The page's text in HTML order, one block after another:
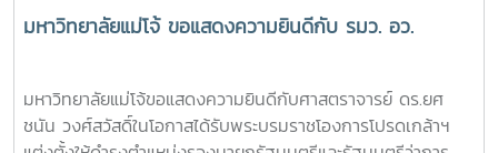
มหาวิทยาลัยแม่โจ้ ขอแสดงความยินดีกับ รมว. อว.
มหาวิทยาลัยแม่โจ้ขอแสดงความยินดีกับศาสตราจารย์ ดร.ยศ
ชนัน วงศ์สวัสดิ์ในโอกาสได้รับพระบรมราชโองการโปรดเกล้าฯ